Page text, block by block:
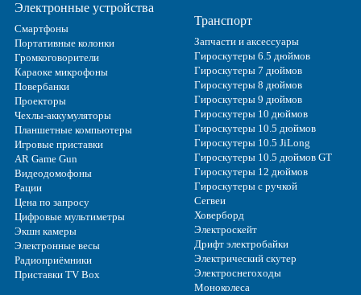
Электронные устройства
Смартфоны
Портативные колонки
Громкоговорители
Караоке микрофоны
Повербанки
Проекторы
Чехлы-аккумуляторы
Планшетные компьютеры
Игровые приставки
AR Game Gun
Видеодомофоны
Рации
Цена по запросу
Цифровые мультиметры
Экшн камеры
Электронные весы
Радиоприёмники
Приставки TV Box
Транспорт
Запчасти и аксессуары
Гироскутеры 6.5 дюймов
Гироскутеры 7 дюймов
Гироскутеры 8 дюймов
Гироскутеры 9 дюймов
Гироскутеры 10 дюймов
Гироскутеры 10.5 дюймов
Гироскутеры 10.5 JiLong
Гироскутеры 10.5 дюймов GT
Гироскутеры 12 дюймов
Гироскутеры с ручкой
Сегвеи
Ховерборд
Электроскейт
Дрифт электробайки
Электрический скутер
Электроснегоходы
Моноколеса